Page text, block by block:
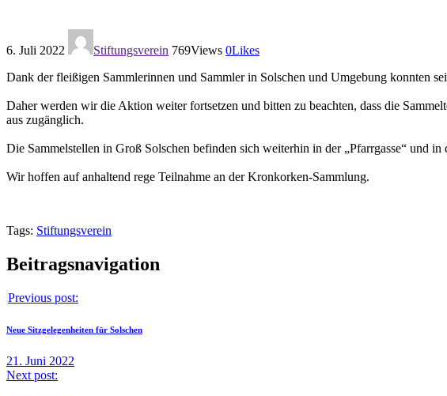
6. Juli 2022 Stiftungsverein 769Views 0Likes
Dank der fleißigen Sammlerinnen und Sammler in Solschen und Umgebung konnten
Daher werden wir die Aktion weiter fortsetzen und bitten zu beachten, dass die
aus zugänglich.
Die Sammelstellen in Groß Solschen befinden sich weiterhin in der „Pfarrgasse“ und in
Wir hoffen auf anhaltend rege Teilnahme an der Kronkorken-Sammlung.
Tags: Stiftungsverein
Beitragsnavigation
Previous post:
Neue Sitzgelegenheiten für Solschen
21. Juni 2022
Next post: